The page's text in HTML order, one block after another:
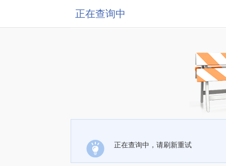
正在查询中
正在查询中，请刷新重试